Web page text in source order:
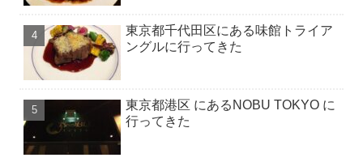
東京都千代田区にある味館トライア
ングルに行ってきた
東京都港区 にあるNOBU TOKYO に
行ってきた